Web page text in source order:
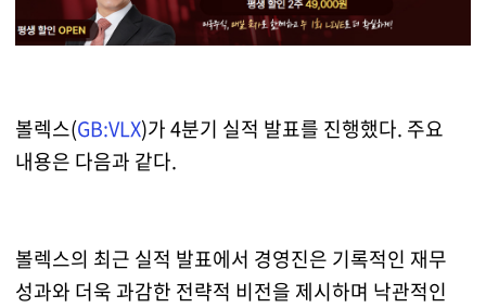
볼렉스(GB:VLX)가 4분기 실적 발표를 진행했다. 주요
내용은 다음과 같다.
볼렉스의 최근 실적 발표에서 경영진은 기록적인 재무
성과와 더욱 과감한 전략적 비전을 제시하며 낙관적인